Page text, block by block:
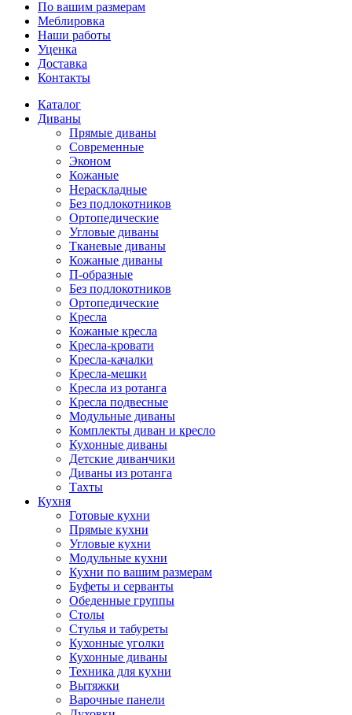
По вашим размерам
Меблировка
Наши работы
Уценка
Доставка
Контакты
Каталог
Диваны
Прямые диваны
Современные
Эконом
Кожаные
Нераскладные
Без подлокотников
Ортопедические
Угловые диваны
Тканевые диваны
Кожаные диваны
П-образные
Без подлокотников
Ортопедические
Кресла
Кожаные кресла
Кресла-кровати
Кресла-качалки
Кресла-мешки
Кресла из ротанга
Кресла подвесные
Модульные диваны
Комплекты диван и кресло
Кухонные диваны
Детские диванчики
Диваны из ротанга
Тахты
Кухня
Готовые кухни
Прямые кухни
Угловые кухни
Модульные кухни
Кухни по вашим размерам
Буфеты и серванты
Обеденные группы
Столы
Стулья и табуреты
Кухонные уголки
Кухонные диваны
Техника для кухни
Вытяжки
Варочные панели